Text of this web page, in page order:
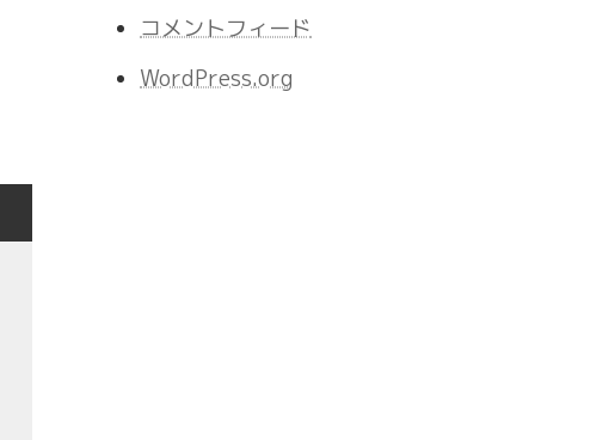
コメントフィード
WordPress.org